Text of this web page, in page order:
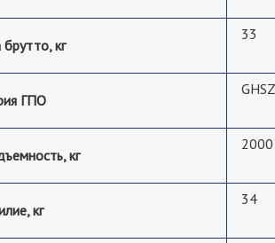
кг
33
ГПО
кг
2000
кг
34